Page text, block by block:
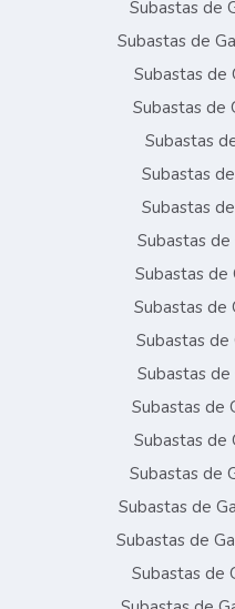
Subastas de
Subastas de
Subastas de
Subastas de
Subastas
Subastas
Subastas
Subastas
Subastas de
Subastas de
Subastas de
Subastas de
Subastas de
Subastas de
Subastas de
Subastas de
Subastas de
Subastas de